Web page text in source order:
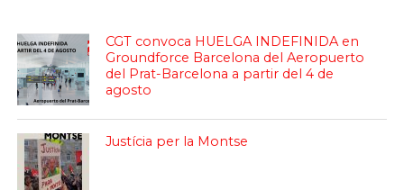
CGT convoca HUELGA INDEFINIDA en
Groundforce Barcelona del Aeropuerto
del Prat-Barcelona a partir del 4 de
agosto
Justícia per la Montse